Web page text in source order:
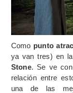
Como punto
ya van tres) en
Stone. Se ve
relación entre
una de las